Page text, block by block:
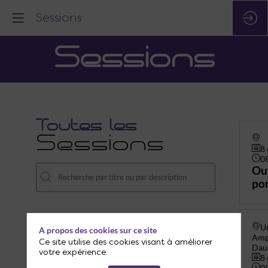
Sessions
Sessions
Toutes les
Sessions
8
8
A propos des cookies sur ce site
Ce site utilise des cookies visant à améliorer
votre expérience.